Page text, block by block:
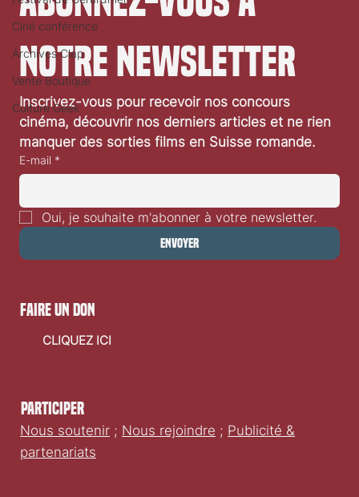
Ciné conférence
Archives Clap
Vente Boutique
Culture Geek
«La Bataille de Gaulle: L’Age de fer» d’Antonin
Baudry: critique vidéo
notre newsletter
Inscrivez-vous pour recevoir nos concours
cinéma, découvrir nos derniers articles et ne rien
manquer des sorties films en Suisse romande.
E-mail *
Oui, je souhaite m'abonner à votre newsletter.
Envoyer
Participer
Nous soutenir ; Nous rejoindre ; Publicité &
partenariats
faire un don
CLIQUEZ ICI